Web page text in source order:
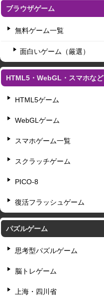
ブラウザゲーム
無料ゲーム一覧
面白いゲーム（厳選）
HTML5・WebGL・スマホなど
HTML5ゲーム
WebGLゲーム
スマホゲーム一覧
スクラッチゲーム
PICO-8
復活フラッシュゲーム
パズルゲーム
思考型パズルゲーム
脳トレゲーム
上海・四川省